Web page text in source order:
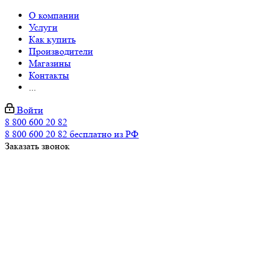
О компании
Услуги
Как купить
Производители
Магазины
Контакты
...
Войти
8 800 600 20 82
8 800 600 20 82 бесплатно из РФ
Заказать звонок